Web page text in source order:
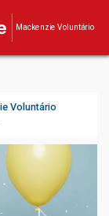
Mackenzie Voluntário
Voluntário